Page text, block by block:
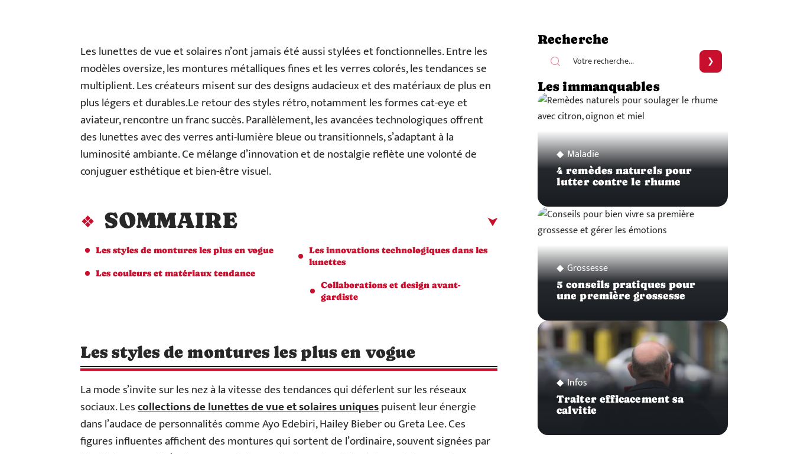
Les lunettes de vue et solaires n’ont jamais été aussi stylées et fonctionnelles. Entre les
modèles oversize, les montures métalliques fines et les verres colorés, les tendances se
multiplient. Les créateurs misent sur des designs audacieux et des matériaux de plus en
plus légers et durables.Le retour des styles rétro, notamment les formes cat-eye et
aviateur, rencontre un franc succès. Parallèlement, les avancées technologiques offrent
des lunettes avec des verres anti-lumière bleue ou transitionnels, s’adaptant à la
luminosité ambiante. Ce mélange d’innovation et de nostalgie reflète une volonté de
conjuguer esthétique et bien-être visuel.
SOMMAIRE
Les styles de montures les plus en vogue
Les couleurs et matériaux tendance
Les innovations technologiques dans les
lunettes
Collaborations et design avant-
gardiste
Les styles de montures les plus en vogue
La mode s’invite sur les nez à la vitesse des tendances qui déferlent sur les réseaux
sociaux. Lescollections de lunettes de vue et solaires uniquespuisent leur énergie
dans l’audace de personnalités comme Ayo Edebiri, Hailey Bieber ou Greta Lee. Ces
figures influentes affichent des montures qui sortent de l’ordinaire, souvent signées par
Recherche
Les immanquables
Maladie
4 remèdes naturels pour
lutter contre le rhume
Grossesse
5 conseils pratiques pour
une première grossesse
Infos
Traiter efficacement sa
calvitie